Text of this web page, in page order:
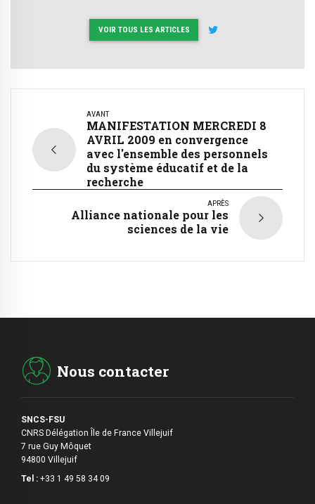
VOIR TOUS LES ARTICLES
AVANT
MANIFESTATION MERCREDI 8
AVRIL 2009 en convergence
avec l'ensemble des personnels
du système éducatif et de la
recherche
APRÈS
Alliance nationale pour les
sciences de la vie
Nous contacter
SNCS-FSU
CNRS Délégation Île de France Villejuif
7 rue Guy Môquet
94800 Villejuif
Tel : +33 1 49 58 34 09